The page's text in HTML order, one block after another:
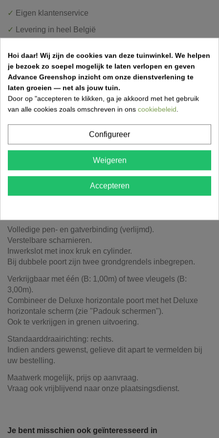
✓ Eigen klantenservice
✓ Levering in heel België
✓ Veilig betalen
PRODUCTDETAILS
LEVERINGSMETHODEN
Volledige pen- en gatverbinding (verlijmd).
Verstelbare scharnieren.
Inwerkslot met inox kruk en cylinder.
Bij dubbele poort zijn twee grondgrendels inbegrepen.
Verkrijgbaar met één (B: 1,00m) of twee vleugels (B:
3,00m).
Combineer de Deluxe horizontale poort met het Deluxe
horizontale scherm (zie "Padouk schermen").
Ook te verkrijgen in grenen uitvoering.
Standaarddraairichting: rechts.
Indien anders gewenst, gelieve dit apart te vermelden bij
uw bestelling.
Maatwerk mogelijk, prijs op aanvraag.
Vraag ook vrijblijvend naar onze plaatsingsdienst.
grond, grind, schors, ...
Je bent misschien ook geïnteresseerd in
Hoi daar! Wij zijn de cookies van deze tuinwinkel. We helpen
je bezoek zo soepel mogelijk te laten verlopen en geven
Advance Greenshop inzicht om onze dienstverlening te
laten groeien — net als jouw tuin.
Door op "accepteren te klikken, ga je akkoord met het gebruik
van alle cookies zoals omschreven in ons cookiebeleid.
Configureer
Weigeren
Accepteren